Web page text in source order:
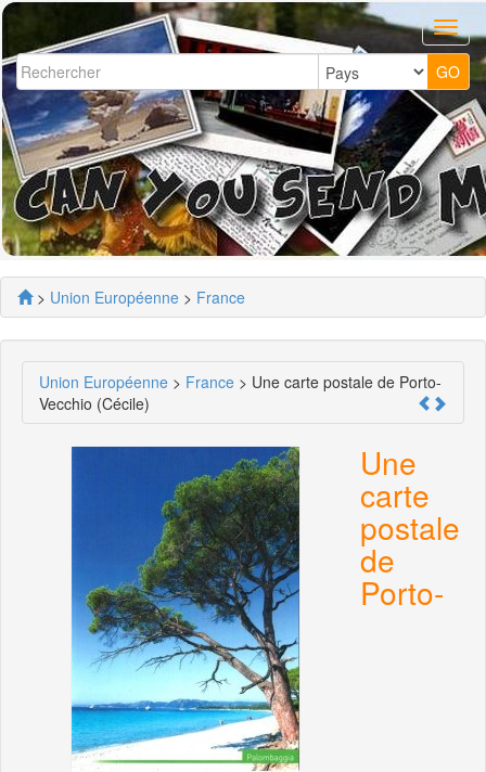
> Union Européenne > France
Union Européenne > France > Une carte postale de Porto-
Vecchio (Cécile)
Une
carte
postale
de
Porto-